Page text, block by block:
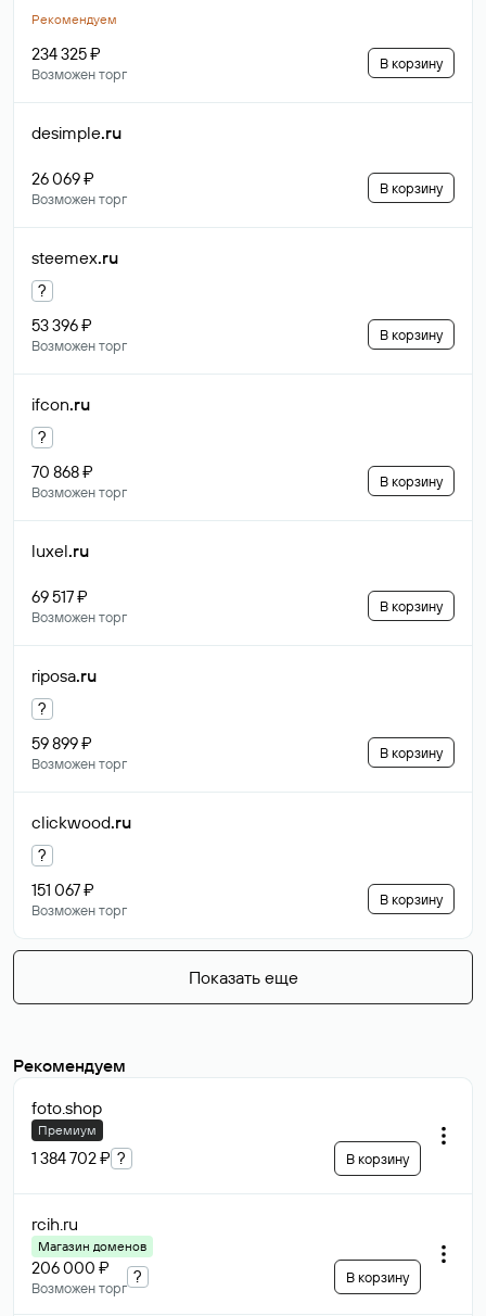
Рекомендуем
234 325 ₽
Возможен торг
В корзину
desimple.ru
26 069 ₽
Возможен торг
В корзину
steemex.ru
?
53 396 ₽
Возможен торг
В корзину
ifcon.ru
?
70 868 ₽
Возможен торг
В корзину
luxel.ru
69 517 ₽
Возможен торг
В корзину
riposa.ru
?
59 899 ₽
Возможен торг
В корзину
clickwood.ru
?
151 067 ₽
Возможен торг
В корзину
Показать еще
Рекомендуем
foto.shop
Премиум
1 384 702 ₽ ? В корзину
rcih.ru
Магазин доменов
206 000 ₽
Возможен торг
? В корзину